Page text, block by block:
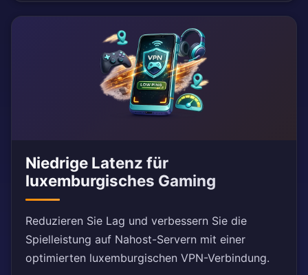
Niedrige Latenz für
luxemburgisches Gaming
Reduzieren Sie Lag und verbessern Sie die
Spielleistung auf Nahost-Servern mit einer
optimierten luxemburgischen VPN-Verbindung.